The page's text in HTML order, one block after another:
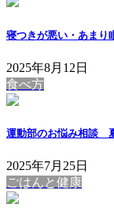
寝つきが悪い・あまり
2025年8月12日
食べ方
運動部のお悩み相談
2025年7月25日
ごはんと健康